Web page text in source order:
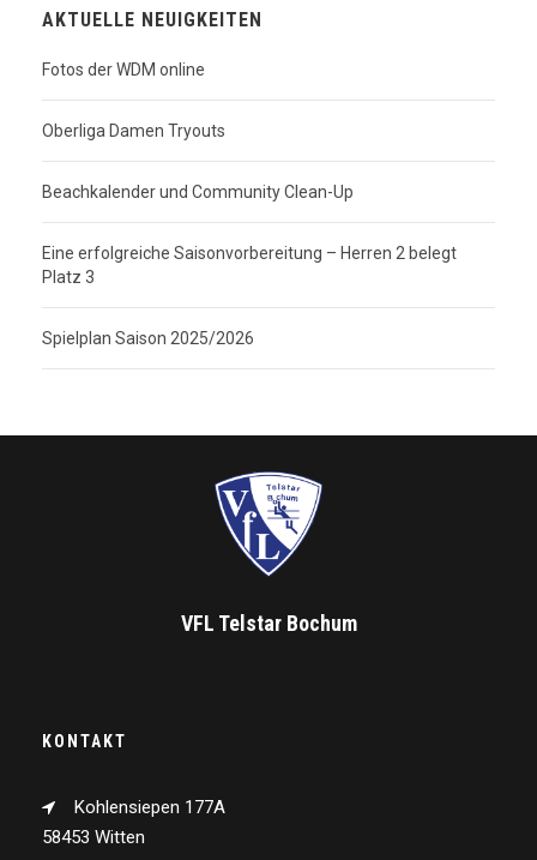
AKTUELLE NEUIGKEITEN
Fotos der WDM online
Oberliga Damen Tryouts
Beachkalender und Community Clean-Up
Eine erfolgreiche Saisonvorbereitung – Herren 2 belegt
Platz 3
Spielplan Saison 2025/2026
VFL Telstar Bochum
KONTAKT
Kohlensiepen 177A
58453 Witten